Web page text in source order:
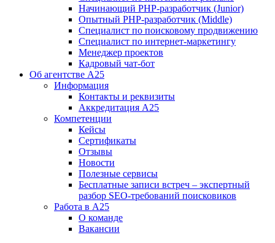
Начинающий PHP-разработчик (Junior)
Опытный PHP-разработчик (Middle)
Специалист по поисковому продвижению
Специалист по интернет-маркетингу
Менеджер проектов
Кадровый чат-бот
Об агентстве А25
Информация
Контакты и реквизиты
Аккредитация А25
Компетенции
Кейсы
Сертификаты
Отзывы
Новости
Полезные сервисы
Бесплатные записи встреч – экспертный
разбор SEO-требований поисковиков
Работа в А25
О команде
Вакансии